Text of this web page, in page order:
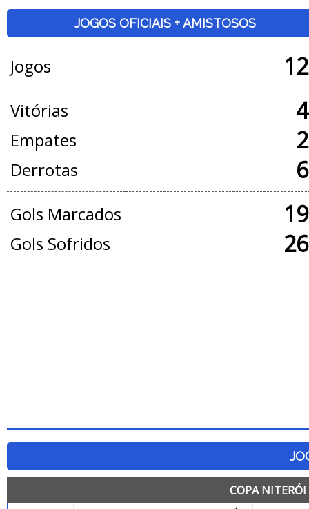
JOGOS OFICIAIS + AMISTOSOS
Jogos
Vitórias
Empates
Derrotas
Gols Marcados
Gols Sofridos
COPA